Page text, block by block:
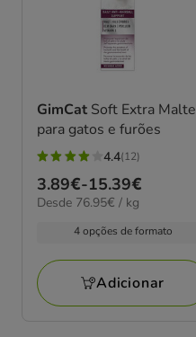
GimCat Soft Extra Malte
para gatos e furões
4.4
estrelas
com
4.4(12)
Preço
de
3.89€
15.39€
3.89€-15.39€
76.95€
Desde 76.95€ / kg
4 opções de formato
Adicionar